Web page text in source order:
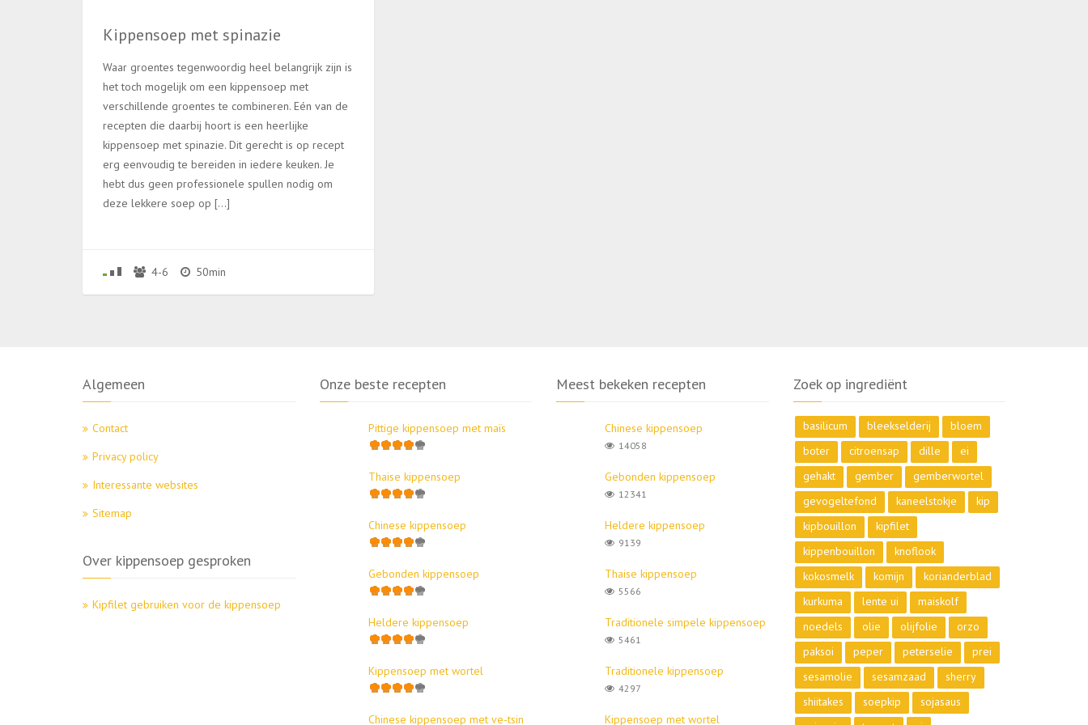
Kippensoep met spinazie
Waar groentes tegenwoordig heel belangrijk zijn is
het toch mogelijk om een kippensoep met
verschillende groentes te combineren. Eén van de
recepten die daarbij hoort is een heerlijke
kippensoep met spinazie. Dit gerecht is op recept
erg eenvoudig te bereiden in iedere keuken. Je
hebt dus geen professionele spullen nodig om
deze lekkere soep op […]
4-6 50min
Algemeen
Contact
Privacy policy
Interessante websites
Sitemap
Over kippensoep gesproken
Kipfilet gebruiken voor de kippensoep
Onze beste recepten
Pittige kippensoep met maïs
Thaise kippensoep
Chinese kippensoep
Gebonden kippensoep
Heldere kippensoep
Kippensoep met wortel
Chinese kippensoep met ve-tsin
Meest bekeken recepten
Chinese kippensoep
14058
Gebonden kippensoep
12341
Heldere kippensoep
9139
Thaise kippensoep
5566
Traditionele simpele kippensoep
5461
Traditionele kippensoep
4297
Kippensoep met wortel
Zoek op ingrediënt
basilicum bleekselderij
bloem
boter
citroensap dille
ei
gehakt
gember
gemberwortel
gevogeltefond
kaneelstokje
kip
kipbouillon
kipfilet
kippenbouillon
knoflook
kokosmelk
komijn
korianderblad
kurkuma
lente ui
maiskolf
noedels
olie olijfolie
orzo
paksoi
peper peterselie
prei
sesamolie
sesamzaad
sherry
shiitakes
soepkip
sojasaus